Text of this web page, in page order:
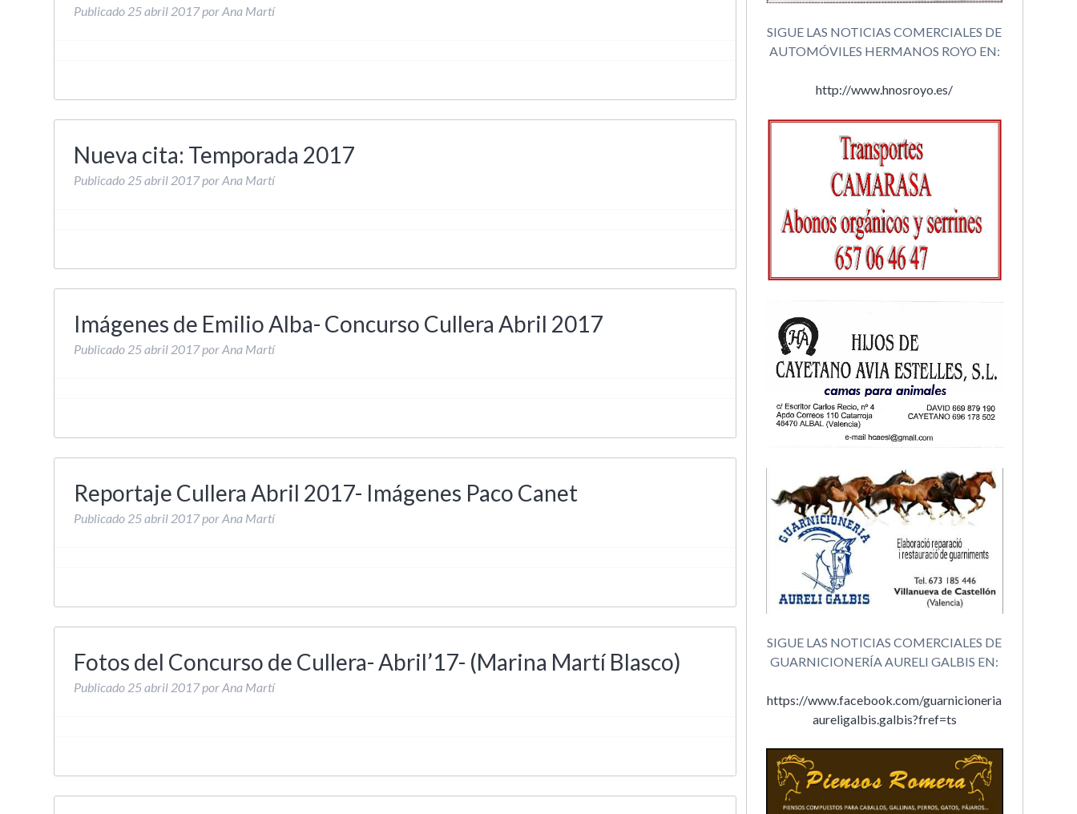
Publicado 25 abril 2017porAna Martí
Nueva cita: Temporada 2017
Publicado 25 abril 2017porAna Martí
Imágenes de Emilio Alba- Concurso Cullera Abril 2017
Publicado 25 abril 2017porAna Martí
Reportaje Cullera Abril 2017- Imágenes Paco Canet
Publicado 25 abril 2017porAna Martí
Fotos del Concurso de Cullera- Abril’17- (Marina Martí Blasco)
Publicado 25 abril 2017porAna Martí
SIGUE LAS NOTICIAS COMERCIALES DE
AUTOMÓVILES HERMANOS ROYO EN:
http://www.hnosroyo.es/
SIGUE LAS NOTICIAS COMERCIALES DE
GUARNICIONERÍA AURELI GALBIS EN:
https://www.facebook.com/guarnicioneria
aureligalbis.galbis?fref=ts